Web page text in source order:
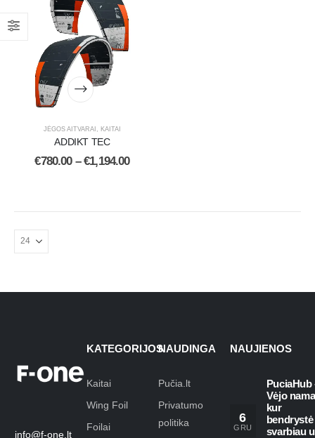
JĖGOS AITVARAI KAITAI
ADDIKT TEC
€780.00 – €1,194.00
info@f-one.lt
KATEGORIJOS
Kaitai
Wing Foil
Foilai
NAUDINGA
Pučia.lt
Privatumo
politika
NAUJIENOS
6
GRU
PuciaHub
Vėjo
kur
bendrystė
svarbiau